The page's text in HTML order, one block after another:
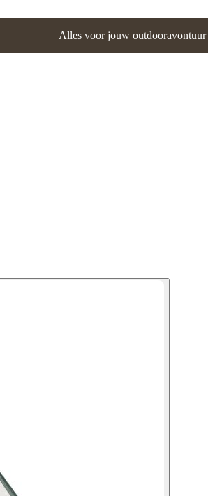
Alles voor jouw outdooravontuur